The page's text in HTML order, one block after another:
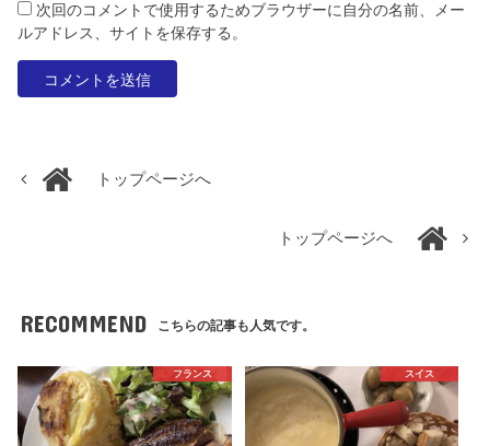
次回のコメントで使用するためブラウザーに自分の名前、メー
ルアドレス、サイトを保存する。
トップページへ
トップページへ
RECOMMEND こちらの記事も人気です。
フランス スイス